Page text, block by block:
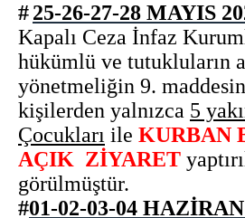
#25-26-27-28 MAYIS
Kapalı Ceza İnfaz
hükümlü ve tutukluların
yönetmeliğin 9.
kişilerden yalnızca 5
Çocukları ile KURBAN
AÇIK ZİYARET
görülmüştür.
#01-02-03-04